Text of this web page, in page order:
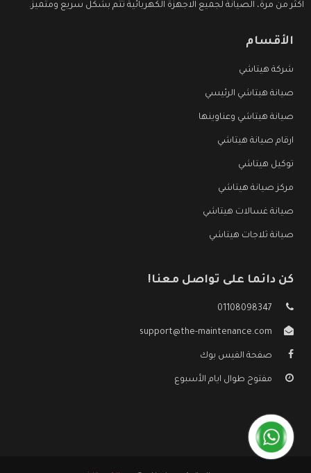
اكثر من مرة، الصيانة لجميع الاجهزة الكهربائية تتم بشكل سريع ومتميز.
الأقسام
شركة هيتاشي
صيانة هيتاشي الرئيسي
صيانة هيتاشي وعناوينها
ارقام صيانة هيتاشي
توكيل هيتاشي
مركز صيانة هيتاشي
صيانة غسالات هيتاشي
صيانة ثلاجات هيتاشي
كن دائما على تواصل معنا!
01108098347
support@the-maintenance.com
صفحة الفيس بوك
مفتوح طوال ايام الأسبوع